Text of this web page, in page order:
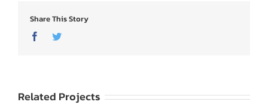
Share This Story
FacebookTwitter
Related Projects